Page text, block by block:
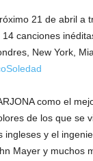
21 de abril a
canciones
New York,
como el
de los que se
y el
Mayer y muchos